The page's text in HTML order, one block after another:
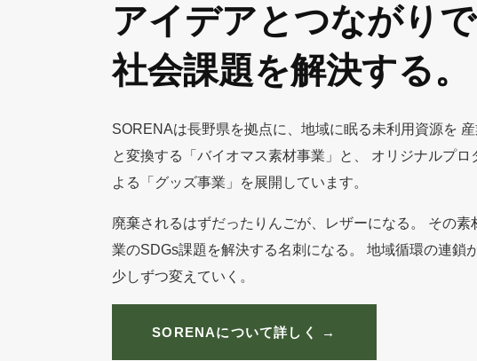
アイデアとつながりで
社会課題を解決する。
SORENAは長野県を拠点に、地域に眠る未利用資源を
と変換する「バイオマス素材事業」と、 オリジナルプロ
よる「グッズ事業」を展開しています。
廃棄されるはずだったりんごが、レザーになる。 その素
業のSDGs課題を解決する名刺になる。 地域循環の連鎖
少しずつ変えていく。
SORENAについて詳しく →